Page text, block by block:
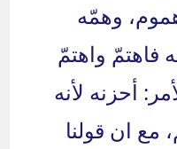
وهمّه
فاهتمّ واهتمّ
أحزنه لأنه
مع ان قولنا